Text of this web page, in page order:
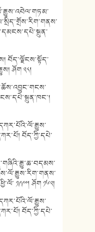
བོད་ལྗོངས་སྟོད་
ཤོག ༢༨།
བོད་ཀྱི་དཔེ་
༡༩༩༠། ཤོག ༡༦༢།
བོད་ཀྱི་དཔེ་